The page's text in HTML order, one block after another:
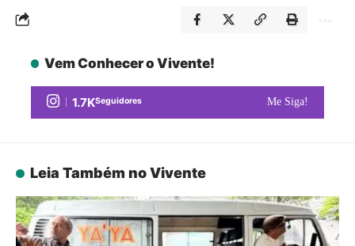
Vem Conhecer o Vivente!
1.7KSeguidores Me Siga!
Leia Também no Vivente